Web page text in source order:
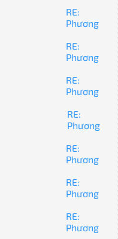
RE:
Phương
RE:
Phương
RE:
Phương
RE:
Phương
RE:
Phương
RE:
Phương
RE:
Phương